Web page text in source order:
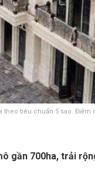
tiêu chuẩn 5 sao.
gần 700ha, trải